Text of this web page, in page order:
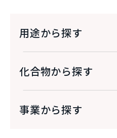
用途から探す
化合物から探す
事業から探す